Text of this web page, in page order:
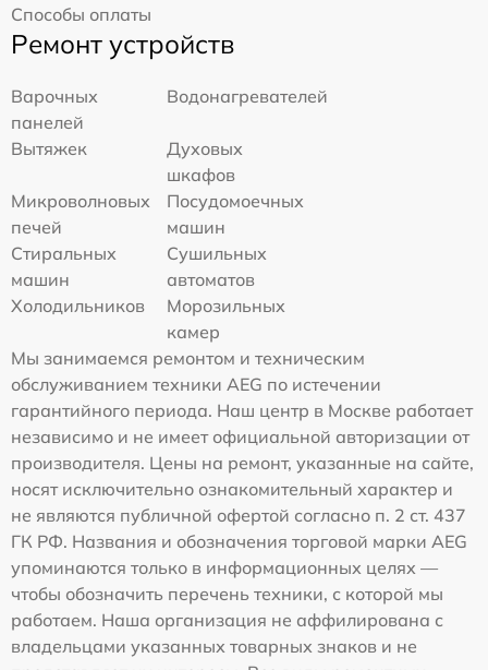
Способы оплаты
Ремонт устройств
Варочных
панелей
Водонагревателей
Вытяжек
Духовых
шкафов
Микроволновых
печей
Посудомоечных
машин
Стиральных
машин
Сушильных
автоматов
Холодильников
Морозильных
камер
Мы занимаемся ремонтом и техническим
обслуживанием техники AEG по истечении
гарантийного периода. Наш центр в Москве работает
независимо и не имеет официальной авторизации от
производителя. Цены на ремонт, указанные на сайте,
носят исключительно ознакомительный характер и
не являются публичной офертой согласно п. 2 ст. 437
ГК РФ. Названия и обозначения торговой марки AEG
упоминаются только в информационных целях —
чтобы обозначить перечень техники, с которой мы
работаем. Наша организация не аффилирована с
владельцами указанных товарных знаков и не